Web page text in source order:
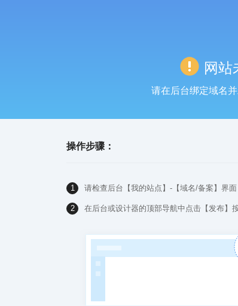
网站
请在后台绑定域名并
操作步骤：
1 请检查后台【我的站点】-【域名/备案】界
2 在后台或设计器的顶部导航中点击【发布】